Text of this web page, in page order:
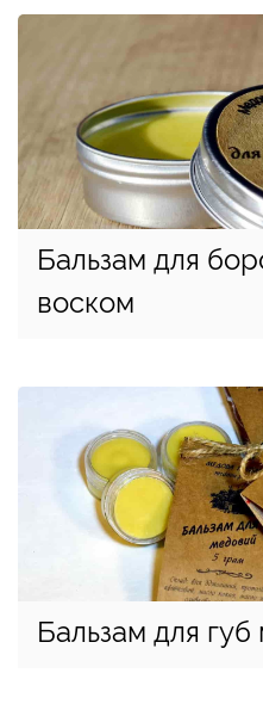
Бальзам для
воском
Бальзам для